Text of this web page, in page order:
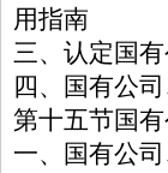
用指南
三、认定国
四、国有公
第十五节国
一、国有公